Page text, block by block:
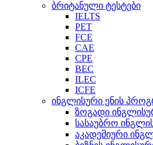
ბრიტანული ტესტები
IELTS
PET
FCE
CAE
CPE
BEC
ILEC
ICFE
ინგლისური ენის
ზოგადი
სასაუბრო
აკადემიური